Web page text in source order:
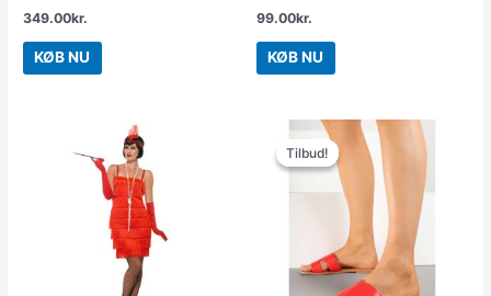
349.00kr.
KØB NU
99.00kr.
KØB NU
Tilbud!
Tilbud!
Den
oprindelige
pris
var:
129.00kr..
Den
aktuelle
pris
er:
50.00kr..